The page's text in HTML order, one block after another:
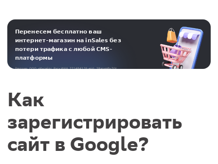
Перенесем бесплатно ваш
интернет-магазин на inSales без
потери трафика с любой CMS-
платформы
Реклама. ООО «Инсейлс Рус»‎ ИНН 771484376 erid: 2RanymBvZGt
Как
зарегистрировать
сайт в Google?